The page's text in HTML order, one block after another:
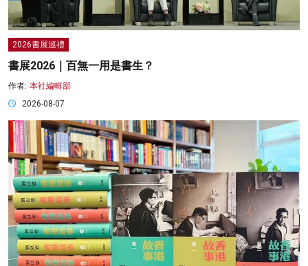
2026書展巡禮
書展2026｜百無一用是書生？
作者: 本社編輯部
2026-08-07